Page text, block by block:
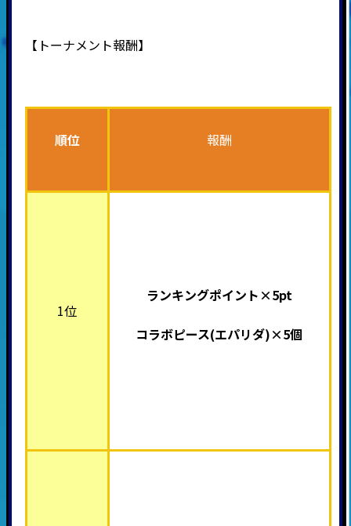
【トーナメント報酬】
順位 報酬
1位
ランキングポイント×5pt
コラボピース(エパリダ)×5個